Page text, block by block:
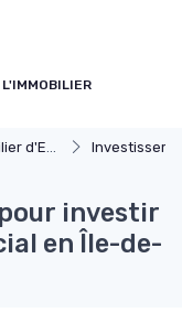
L'IMMOBILIER
Investissements
investir
en Île-de-